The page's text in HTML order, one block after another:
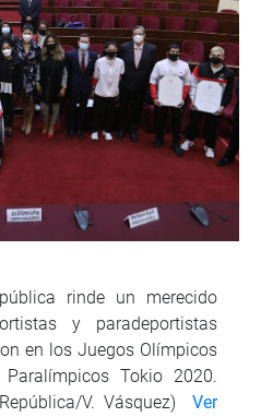
rinde un merecido
y paradeportistas
en los Juegos Olímpicos
Tokio 2020.
V. Vásquez) Ver